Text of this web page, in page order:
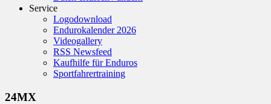
Service
Logodownload
Endurokalender 2026
Videogallery
RSS Newsfeed
Kaufhilfe für Enduros
Sportfahrertraining
24MX